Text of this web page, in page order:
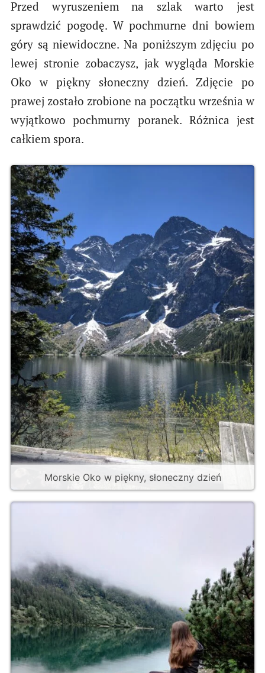
Przed wyruszeniem na szlak warto jest
sprawdzić pogodę. W pochmurne dni bowiem
góry są niewidoczne. Na poniższym zdjęciu po
lewej stronie zobaczysz, jak wygląda Morskie
Oko w piękny słoneczny dzień. Zdjęcie po
prawej zostało zrobione na początku września w
wyjątkowo pochmurny poranek. Różnica jest
całkiem spora.
Morskie Oko w piękny, słoneczny dzień